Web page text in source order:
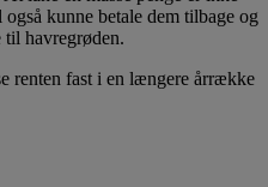
kunne betale dem tilbage og
til havregrøden.
renten fast i en længere årrække